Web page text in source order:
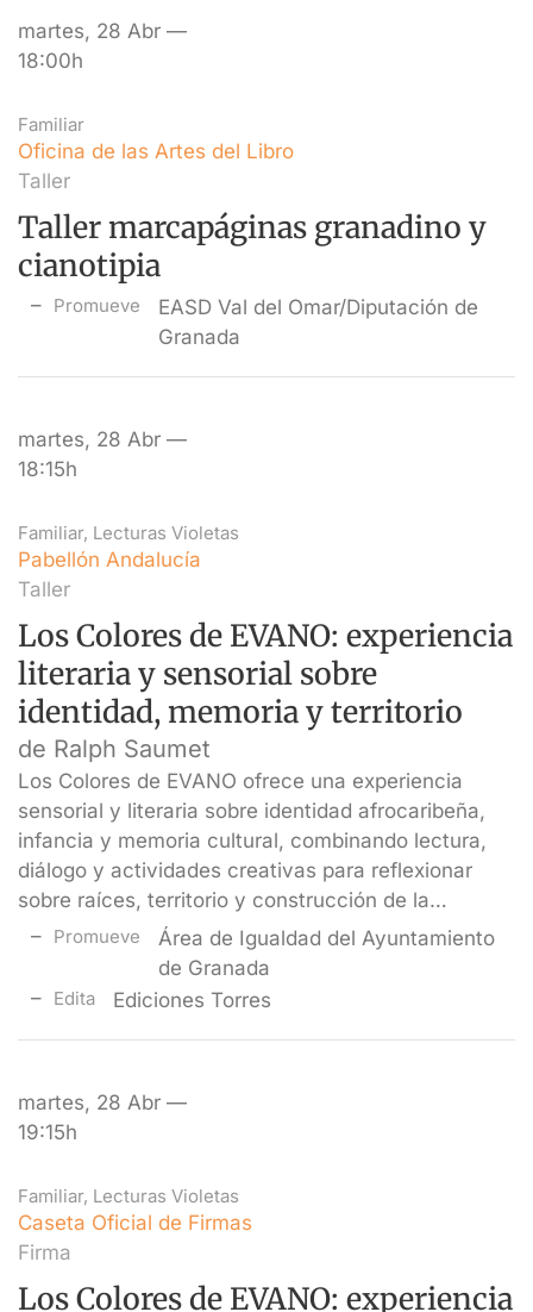
martes, 28 Abr —
18:00h
Familiar
Oficina de las Artes del Libro
Taller
Taller marcapáginas granadino y
cianotipia
Promueve
EASD Val del Omar/Diputación de
Granada
martes, 28 Abr —
18:15h
Familiar, Lecturas Violetas
Pabellón Andalucía
Taller
Los Colores de EVANO: experiencia
literaria y sensorial sobre
identidad, memoria y territorio
de Ralph Saumet
Los Colores de EVANO ofrece una experiencia
sensorial y literaria sobre identidad afrocaribeña,
infancia y memoria cultural, combinando lectura,
diálogo y actividades creativas para reflexionar
sobre raíces, territorio y construcción de la…
Promueve
Área de Igualdad del Ayuntamiento
de Granada
Edita Ediciones Torres
martes, 28 Abr —
19:15h
Familiar, Lecturas Violetas
Caseta Oficial de Firmas
Firma
Los Colores de EVANO: experiencia